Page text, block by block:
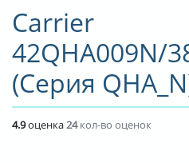
БИБЛИОТЕКА
НОВОСТИ
КОНТАКТЫ
О КОМПАНИИ
Carrier
42QHA009N/
(Серия
4.9оценка24кол-во оценок